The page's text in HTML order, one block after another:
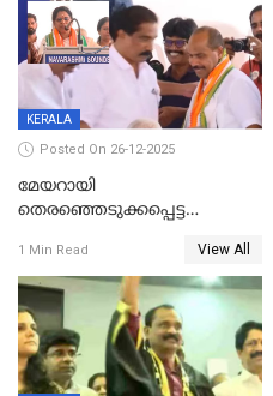
KERALA
Posted On 26-12-2025
മേയറായി
തെരഞ്ഞെടുക്കപ്പെട്ട
ആദ്യ വോട്ട് അസാധു; കണ്ണൂർ
ഡെപ്യൂട്ടി മേയർ സ്ഥാനത്ത്
താഹിറിന് വിജയം
1 Min Read View All